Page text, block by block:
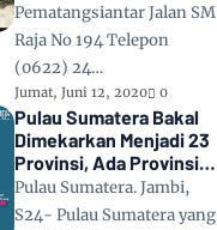
Pematangsiantar Jalan SM
Raja No 194 Telepon
(0622) 24…
Jumat, Juni 12, 2020 0
Pulau Sumatera Bakal
Dimekarkan Menjadi 23
Provinsi, Ada Provinsi
Toba Raya dan Provinsi
Tapanuli
Pulau Sumatera. Jambi,
S24- Pulau Sumatera yang